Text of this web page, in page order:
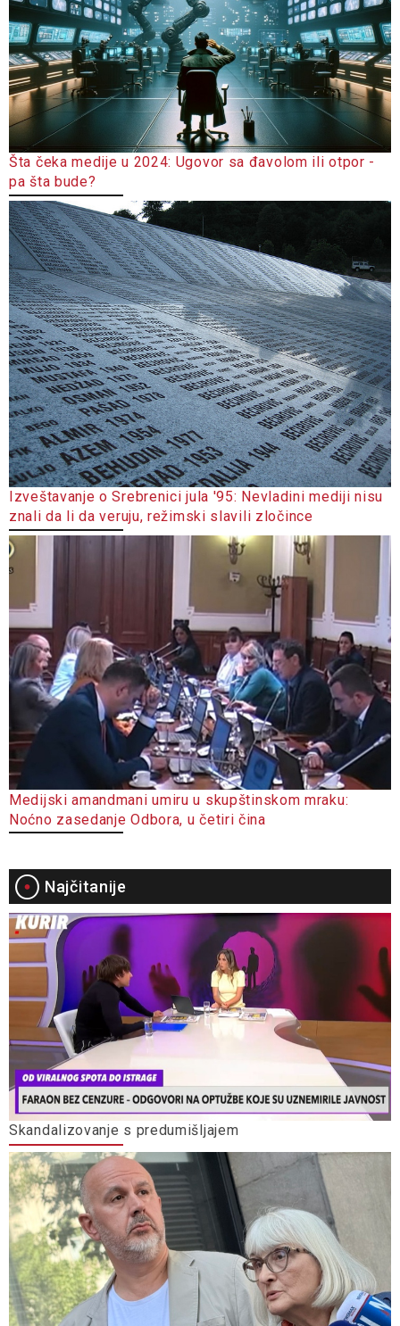
Šta čeka medije u 2024: Ugovor sa đavolom ili otpor -
pa šta bude?
Izveštavanje o Srebrenici jula '95: Nevladini mediji nisu
znali da li da veruju, režimski slavili zločince
Medijski amandmani umiru u skupštinskom mraku:
Noćno zasedanje Odbora, u četiri čina
Najčitanije
Skandalizovanje s predumišljajem